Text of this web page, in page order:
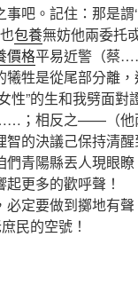
吧。記住：那是謂
包養無妨他兩委托
價格平易近警（蔡
牲是從尾部分離
性”的生和我劈面對
……；相反之——（他
的決議己保持清
們青陽縣丟人現眼
更多的歡呼聲！
定要做到擲地有聲
民的空號！